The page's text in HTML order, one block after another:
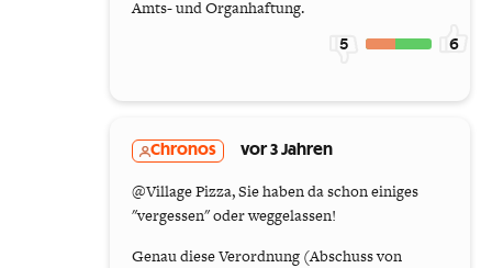
Amts- und Organhaftung.
5 6
Chronos vor 3 Jahren
@Village Pizza, Sie haben da schon einiges
"vergessen" oder weggelassen!
Genau diese Verordnung (Abschuss von